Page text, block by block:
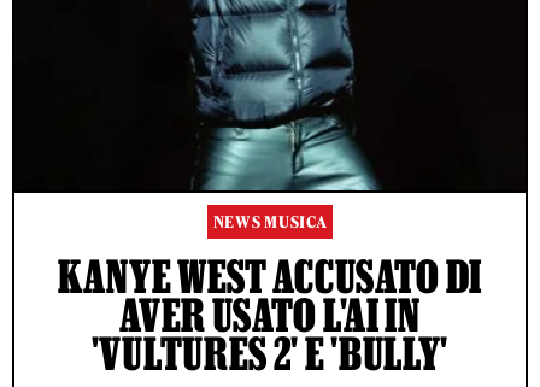
NEWS MUSICA
KANYE WEST ACCUSATO DI
AVER USATO L'AI IN
'VULTURES 2' E 'BULLY'